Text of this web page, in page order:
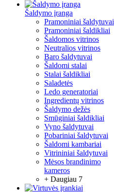
Šaldymo įranga
Pramoniniai šaldytuvai
Pramoniniai šaldikliai
Šaldomos vitrinos
Neutralios vitrinos
Baro šaldytuvai
Šaldomi stalai
Stalai šaldikliai
Saladetės
Ledo generatoriai
Ingredientų vitrinos
Šaldymo dežės
Smūginiai šaldikliai
Vyno šaldytuvai
Pobariniai šaldytuvai
Šaldomi kambariai
Vitrininiai šaldytuvai
Mėsos brandinimo
kameros
+ Daugiau 7